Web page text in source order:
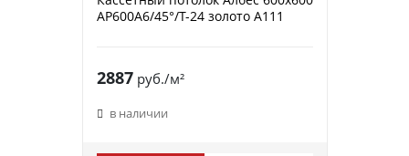
AP600A6/45°/Т-24 золото А111
2887руб./м²
в наличии